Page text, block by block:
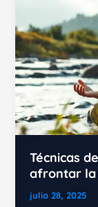
puede
transformar
tu
vida?
Técnicas
afrontar la
julio 28, 2025